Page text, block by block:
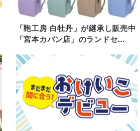
「鞄工房 白牡丹」が継承し販売中
「宮本カバン店」のランドセ...